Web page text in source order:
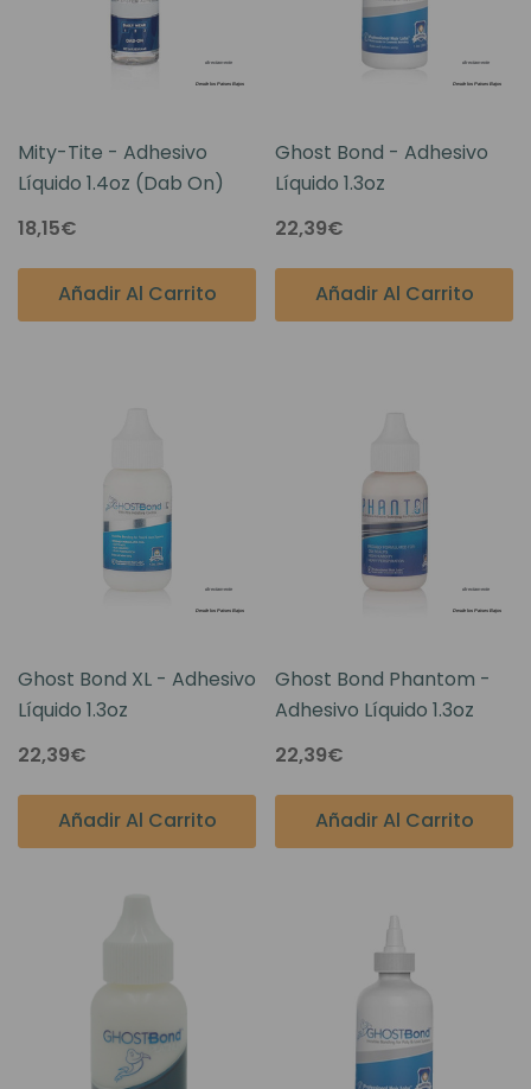
Mity-Tite - Adhesivo
Líquido 1.4oz (Dab On)
18,15€
Añadir Al Carrito
Ghost Bond - Adhesivo
Líquido 1.3oz
22,39€
Añadir Al Carrito
Ghost Bond XL - Adhesivo
Líquido 1.3oz
22,39€
Añadir Al Carrito
Ghost Bond Phantom -
Adhesivo Líquido 1.3oz
22,39€
Añadir Al Carrito